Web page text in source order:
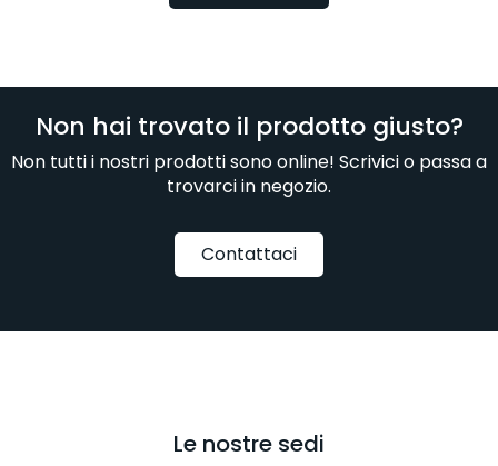
Non hai trovato il prodotto giusto?
Non tutti i nostri prodotti sono online! Scrivici o passa a
trovarci in negozio.
Contattaci
Le nostre sedi